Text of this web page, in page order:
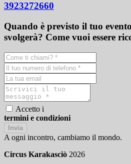
3923272660
Quando è previsto il tuo
svolgerà? Come vuoi essere
Accetto i
termini e condizioni
Invia
A ogni incontro, cambiamo il mondo.
Circus Karakasciò 2026